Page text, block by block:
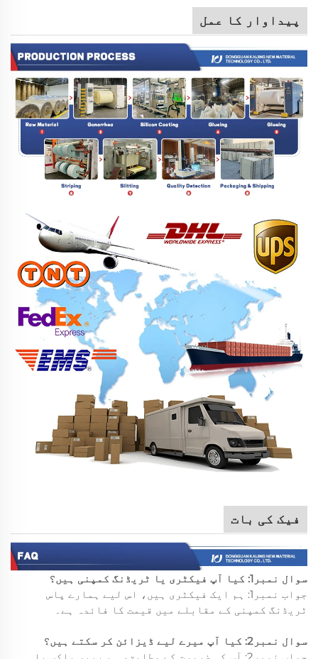
پیداوار کا عمل
فیک کی بات
سوال نمبر1: کیا آپ فیکٹری یا ٹریڈنگ کمپنی ہیں؟
جواب نمبر1: ہم ایک فیکٹری ہیں، اس لیے ہمارے پاس
ٹریڈنگ کمپنی کے مقابلے میں قیمت کا فائدہ ہے۔
سوال نمبر2: کیا آپ میرے لیے ڈیزائن کر سکتے ہیں؟
جواب نمبر2: آپ کی ضرورت کے مطابق، ہم پیپر باکس یا